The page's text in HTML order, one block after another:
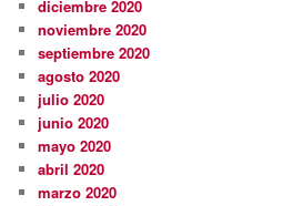
diciembre 2020
noviembre 2020
septiembre 2020
agosto 2020
julio 2020
junio 2020
mayo 2020
abril 2020
marzo 2020